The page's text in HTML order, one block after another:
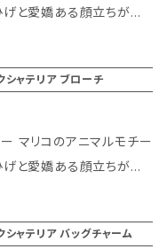
てお楽しみいただけま
へのプレゼントにもおす
ュエリーをご紹介するブ
ャテリア ブローチ
マリコのアニマルモチー
ークシャテリアモチーフ
ャテリア バッグチャーム